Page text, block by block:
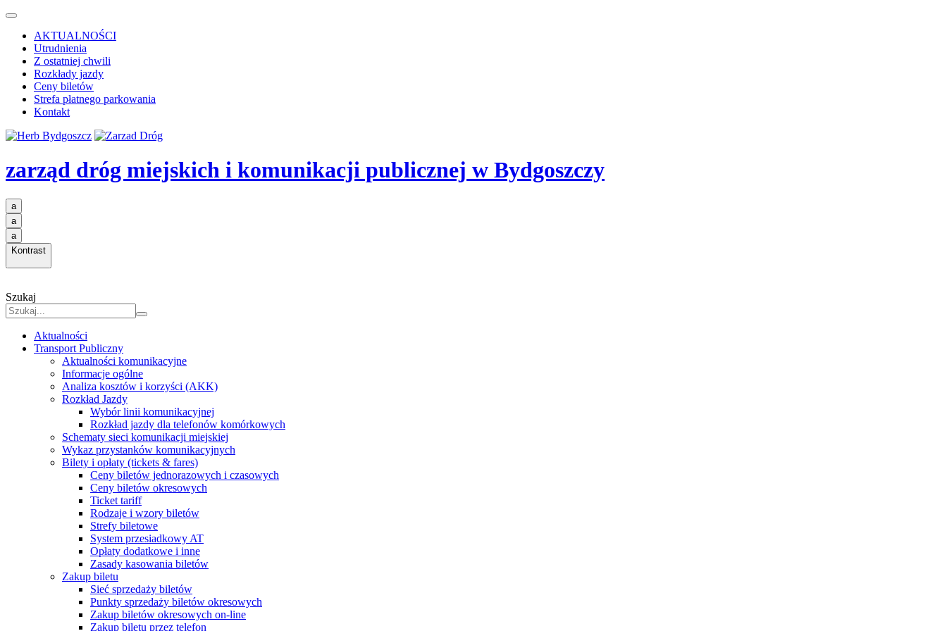
AKTUALNOŚCI
Utrudnienia
Z ostatniej chwili
Rozkłady jazdy
Ceny biletów
Strefa płatnego parkowania
Kontakt
zarząd dróg miejskich i komunikacji publicznej w Bydgoszczy
a
a
a
Kontrast
Szukaj
Aktualności
Transport Publiczny
Aktualności komunikacyjne
Informacje ogólne
Analiza kosztów i korzyści (AKK)
Rozkład Jazdy
Wybór linii komunikacyjnej
Rozkład jazdy dla telefonów komórkowych
Schematy sieci komunikacji miejskiej
Wykaz przystanków komunikacyjnych
Bilety i opłaty (tickets & fares)
Ceny biletów jednorazowych i czasowych
Ceny biletów okresowych
Ticket tariff
Rodzaje i wzory biletów
Strefy biletowe
System przesiadkowy AT
Opłaty dodatkowe i inne
Zasady kasowania biletów
Zakup biletu
Sieć sprzedaży biletów
Punkty sprzedaży biletów okresowych
Zakup biletów okresowych on-line
Zakup biletu przez telefon